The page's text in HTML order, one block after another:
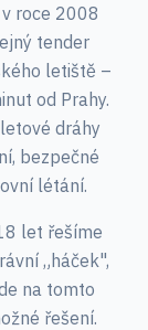
roce 2008
tender
letiště –
od Prahy.
dráhy
bezpečné
létání.
let řešíme
„háček",
na tomto
řešení.